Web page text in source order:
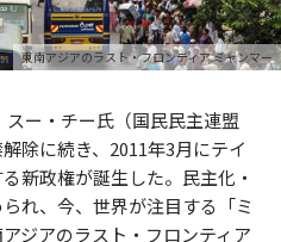
東南アジアのラスト・フロンティア ミャンマー
ー・チー氏（国民民主連盟
除に続き、2011年3月にテイ
新政権が誕生した。民主化・
れ、今、世界が注目する「ミ
ジアのラスト・フロンティア